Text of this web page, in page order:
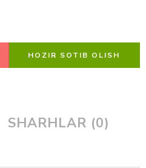
HOZIR SOTIB OLISH
SHARHLAR (0)